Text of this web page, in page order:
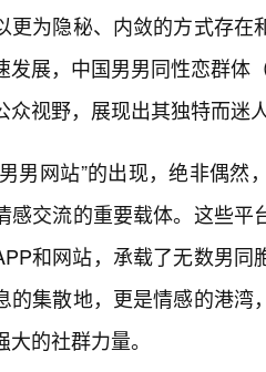
更为隐秘、内敛的方式存
发展，中国男男同性恋群体
众视野，展现出其独特而迷
男网站”的出现，绝非偶
感交流的重要载体。这些
和网站，承载了无数男
的集散地，更是情感的港
大的社群力量。